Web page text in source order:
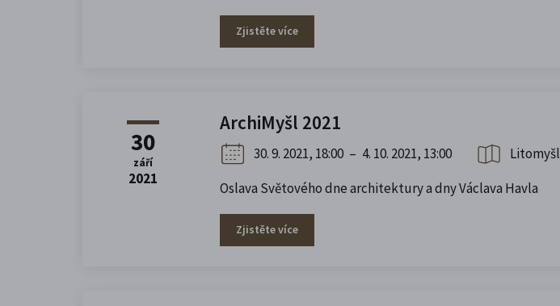
Zjistěte více
30
září
2021
ArchiMyšl 2021
30. 9. 2021, 18:00 – 4. 10. 2021, 13:00
Litomyšl
Oslava Světového dne architektury a dny Václava Havla
Zjistěte více